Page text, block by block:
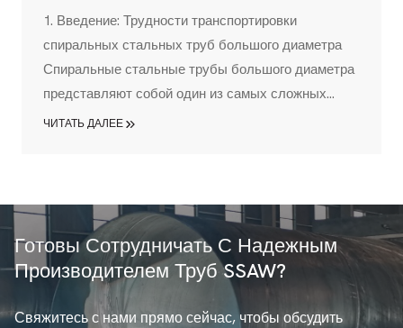
Большого Диаметра: Полное Руководство
1. Введение: Трудности транспортировки
спиральных стальных труб большого диаметра
Спиральные стальные трубы большого диаметра
представляют собой один из самых сложных
продуктов для транспортировки в промышленной
компоненты для нефтяной, газовой,
водопроводной и энергетической
инфраструктуры...
ЧИТАТЬ ДАЛЕЕ
Готовы Сотрудничать С Надежным
Производителем Труб SSAW?
Свяжитесь с нами прямо сейчас, чтобы обсудить